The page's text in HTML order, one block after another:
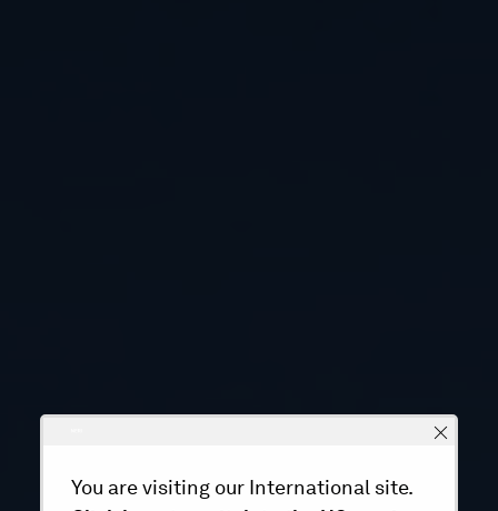
You are visiting our International site.